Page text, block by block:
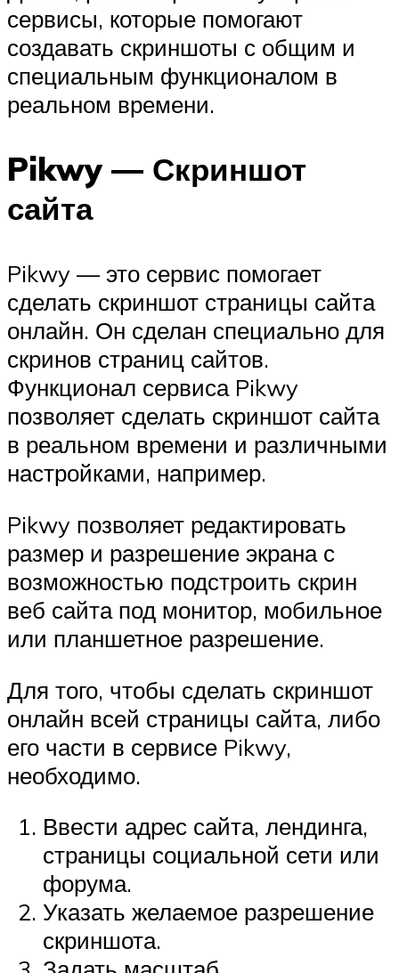
сервисы, которые помогают
создавать скриншоты с общим и
специальным функционалом в
реальном времени.
Pikwy — Скриншот
сайта
Pikwy — это сервис помогает
сделать скриншот страницы сайта
онлайн. Он сделан специально для
скринов страниц сайтов.
Функционал сервиса Pikwy
позволяет сделать скриншот сайта
в реальном времени и различными
настройками, например.
Pikwy позволяет редактировать
размер и разрешение экрана с
возможностью подстроить скрин
веб сайта под монитор, мобильное
или планшетное разрешение.
Для того, чтобы сделать скриншот
онлайн всей страницы сайта, либо
его части в сервисе Pikwy,
необходимо.
Ввести адрес сайта, лендинга,
страницы социальной сети или
форума.
Указать желаемое разрешение
скриншота.